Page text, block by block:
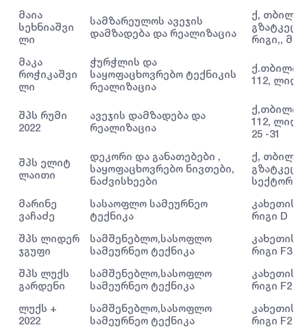
მაია
სეხნიაშვი
ლი
სამზარეულოს ავეჯის
დამზადება და რეალიზაცია
ქ,
რიგი,,
მაკა
როჭიკაშვი
ლი
ჭურჭლის და
საყოფაცხოვრებო ტექნიკის
რეალიზაცია
112,
შპს რუმი
2022
ავეჯის დამზადება და
რეალიზაცია
112,
25 -31
შპს ელიტ
ლაითი
დეკორი და განათებები ,
საყოფაცხოვრებო ნივთები,
ნაძვისხეები
ქ,
სექტორი
მარინე
ვაჩაძე
სასაოფლო სამეურნეო
ტექნიკა
კახეთის
რიგი D
შპს ლიდერ
ჯგუფი
სამშენებლო,სასოფლო
სამეურნეო ტექნიკა
კახეთის
რიგი F3
შპს ლუქს
გარდენი
სამშენებლო,სასოფლო
სამეურნეო ტექნიკა
კახეთის
რიგი F2
ლუქს +
2022
სამშენებლო,სასოფლო
სამეურნეო ტექნიკა
კახეთის
რიგი F2